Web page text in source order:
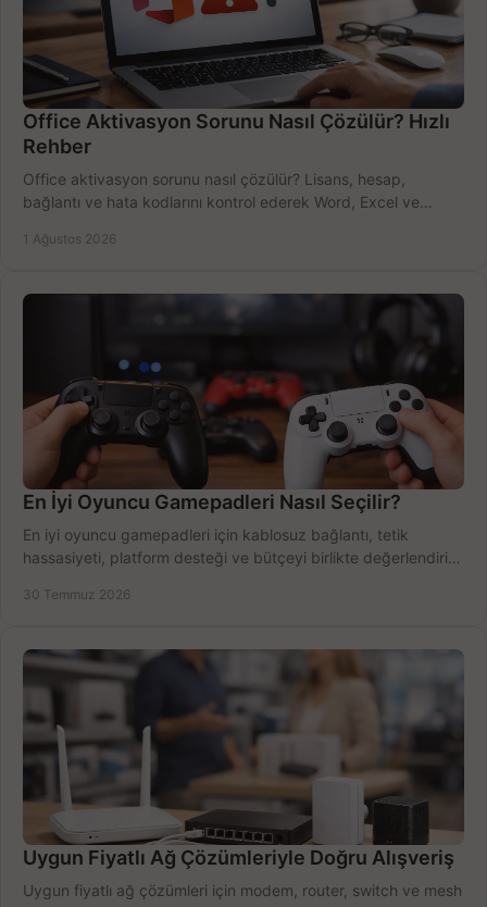
Office Aktivasyon Sorunu Nasıl Çözülür? Hızlı
Rehber
Office aktivasyon sorunu nasıl çözülür? Lisans, hesap,
bağlantı ve hata kodlarını kontrol ederek Word, Excel ve
1 Ağustos 2026
En İyi Oyuncu Gamepadleri Nasıl Seçilir?
En iyi oyuncu gamepadleri için kablosuz bağlantı, tetik
hassasiyeti, platform desteği ve bütçeyi birlikte değerlendirin;
30 Temmuz 2026
Uygun Fiyatlı Ağ Çözümleriyle Doğru Alışveriş
Uygun fiyatlı ağ çözümleri için modem, router, switch ve mesh